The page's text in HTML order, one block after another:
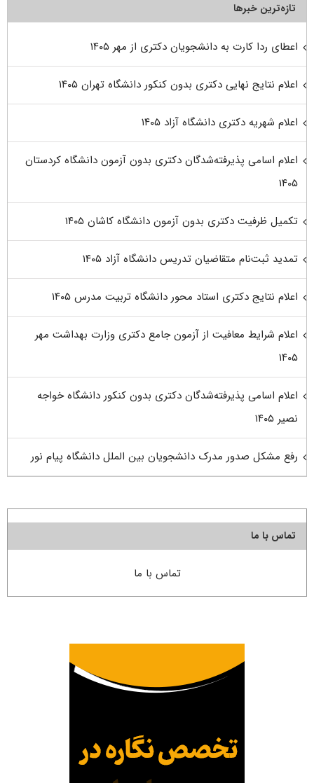
تازه‌ترین خبرها
اعطای ردا کارت به دانشجویان دکتری از مهر ۱۴۰۵
اعلام نتایج نهایی دکتری بدون کنکور دانشگاه تهران ۱۴۰۵
اعلام شهریه دکتری دانشگاه آزاد ۱۴۰۵
اعلام اسامی پذیرفته‌شدگان دکتری بدون آزمون دانشگاه کردستان
۱۴۰۵
تکمیل ظرفیت دکتری بدون آزمون دانشگاه کاشان ۱۴۰۵
تمدید ثبت‌نام متقاضیان تدریس دانشگاه آزاد ۱۴۰۵
اعلام نتایج دکتری استاد محور دانشگاه تربیت مدرس ۱۴۰۵
اعلام شرایط معافیت از آزمون جامع دکتری وزارت بهداشت مهر
۱۴۰۵
اعلام اسامی پذیرفته‌شدگان دکتری بدون کنکور دانشگاه خواجه
نصیر ۱۴۰۵
رفع مشکل صدور مدرک دانشجویان بین الملل دانشگاه پیام نور
تماس با ما
تماس با ما